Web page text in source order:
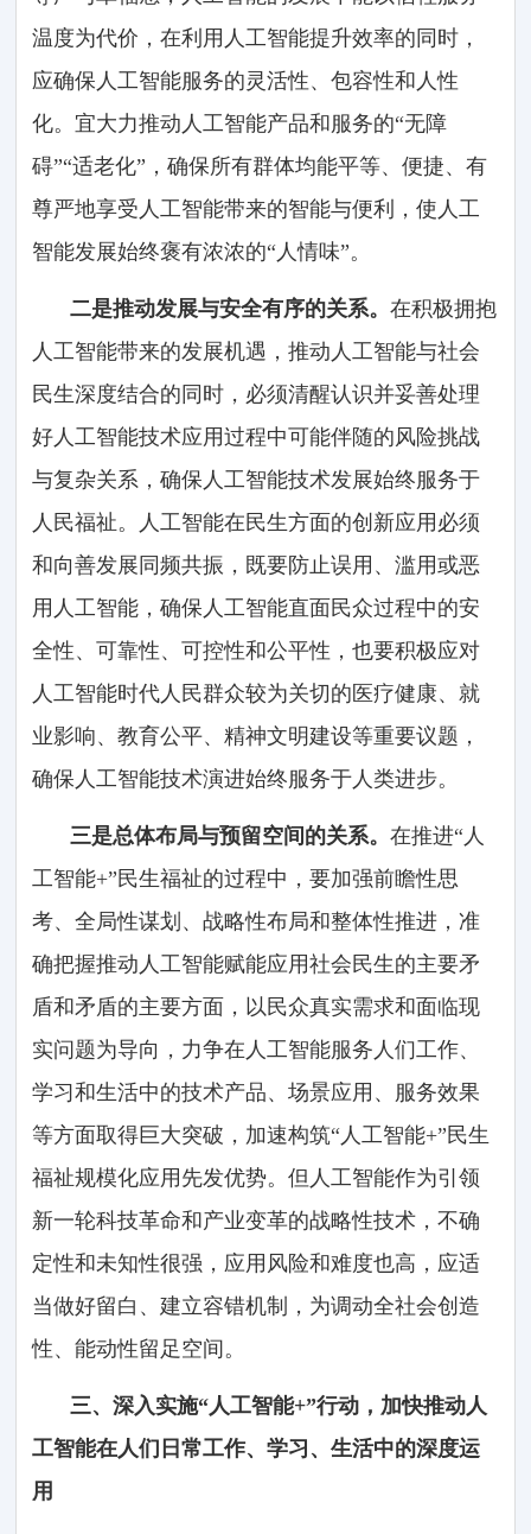
温度为代价，在利用人工智能提升效率的同时，
应确保人工智能服务的灵活性、包容性和人性
化。宜大力推动人工智能产品和服务的“无障
碍”“适老化”，确保所有群体均能平等、便捷、有
尊严地享受人工智能带来的智能与便利，使人工
智能发展始终褒有浓浓的“人情味”。
二是推动发展与安全有序的关系。在积极拥抱
人工智能带来的发展机遇，推动人工智能与社会
民生深度结合的同时，必须清醒认识并妥善处理
好人工智能技术应用过程中可能伴随的风险挑战
与复杂关系，确保人工智能技术发展始终服务于
人民福祉。人工智能在民生方面的创新应用必须
和向善发展同频共振，既要防止误用、滥用或恶
用人工智能，确保人工智能直面民众过程中的安
全性、可靠性、可控性和公平性，也要积极应对
人工智能时代人民群众较为关切的医疗健康、就
业影响、教育公平、精神文明建设等重要议题，
确保人工智能技术演进始终服务于人类进步。
三是总体布局与预留空间的关系。在推进“人
工智能+”民生福祉的过程中，要加强前瞻性思
考、全局性谋划、战略性布局和整体性推进，准
确把握推动人工智能赋能应用社会民生的主要矛
盾和矛盾的主要方面，以民众真实需求和面临现
实问题为导向，力争在人工智能服务人们工作、
学习和生活中的技术产品、场景应用、服务效果
等方面取得巨大突破，加速构筑“人工智能+”民生
福祉规模化应用先发优势。但人工智能作为引领
新一轮科技革命和产业变革的战略性技术，不确
定性和未知性很强，应用风险和难度也高，应适
当做好留白、建立容错机制，为调动全社会创造
性、能动性留足空间。
三、深入实施“人工智能+”行动，加快推动人
工智能在人们日常工作、学习、生活中的深度运
用